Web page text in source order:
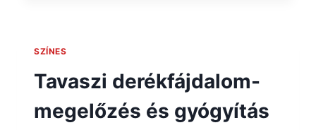
SZÍNES
Tavaszi derékfájdalom-
megelőzés és gyógyítás